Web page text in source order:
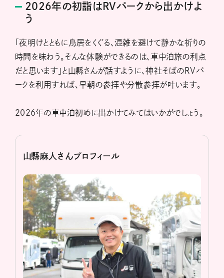
2026年の初詣はRVパークから出かけよ
う
「夜明けとともに鳥居をくぐる、混雑を避けて静かな祈りの
時間を味わう。そんな体験ができるのは、車中泊旅の利点
だと思います」と山縣さんが話すように、神社そばのRVパ
ークを利用すれば、早朝の参拝や分散参拝が叶います。
2026年の車中泊初めに出かけてみてはいかがでしょう。
山縣麻人さんプロフィール